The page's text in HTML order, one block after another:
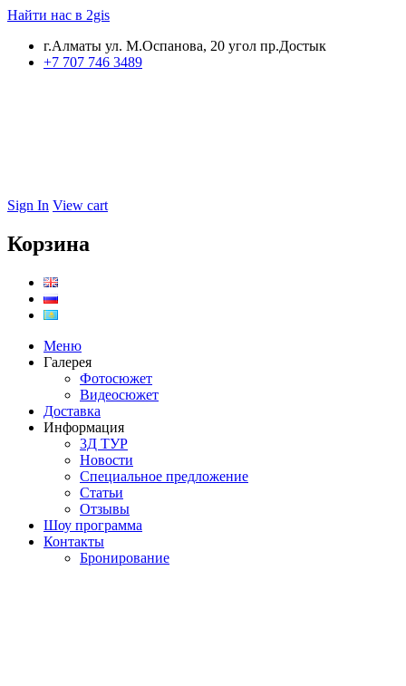
Найти нас в 2gis
г.Алматы ул. М.Оспанова, 20 угол пр.Достык
+7 707 746 3489
Sign In View cart
Корзина
Меню
Галерея
Фотосюжет
Видеосюжет
Доставка
Информация
3Д ТУР
Новости
Cпециальное предложение
Статьи
Отзывы
Шоу программа
Контакты
Бронирование